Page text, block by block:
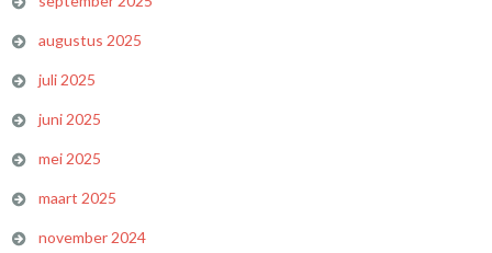
augustus 2025
juli 2025
juni 2025
mei 2025
maart 2025
november 2024